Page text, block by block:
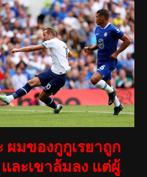
ผมของกูกูเรยาถูก
และเขาล้มลง แต่ผู้